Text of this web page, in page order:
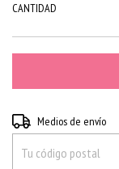
CANTIDAD
Entregas para el CP:
Medios de envío